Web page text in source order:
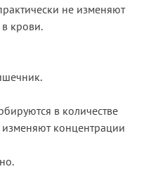
не изменяют
крови.
в количестве
концентрации